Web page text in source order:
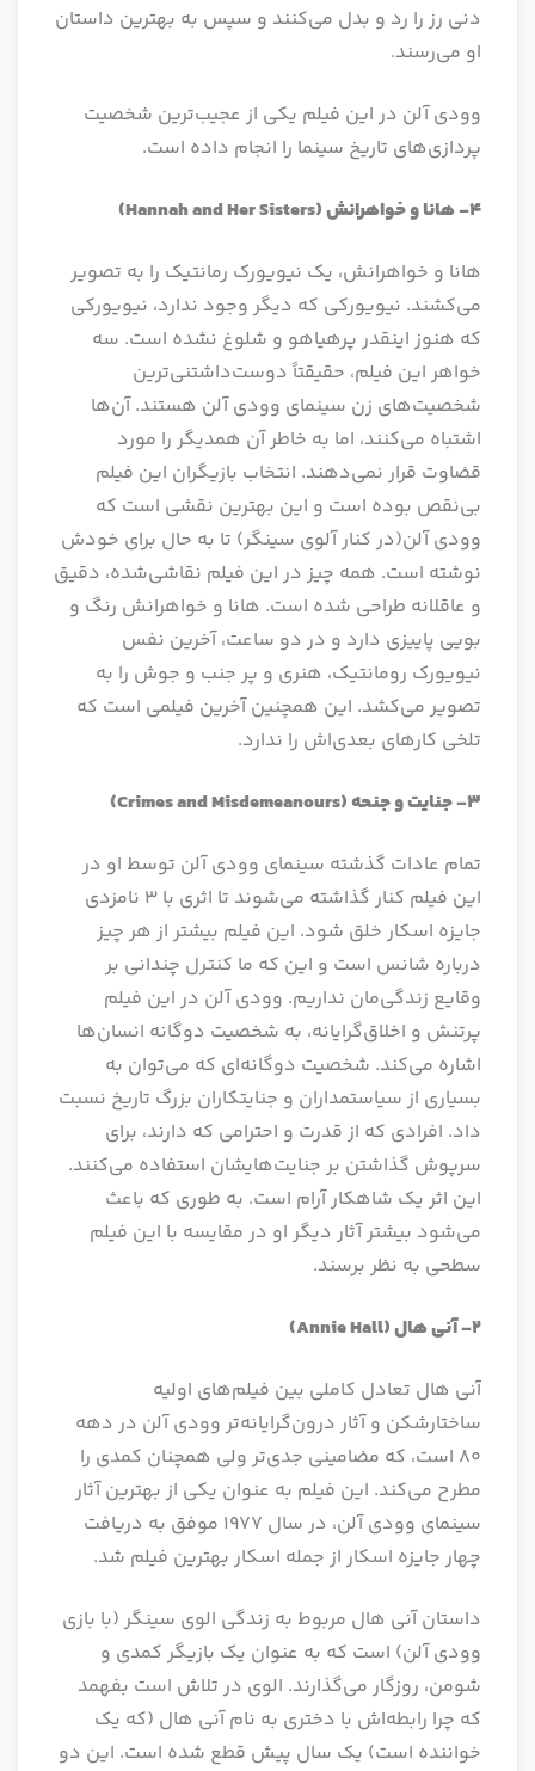
دنی رز را رد و بدل می‌کنند و سپس به بهترین داستان
او می‌رسند.
وودی آلن در این فیلم‌ یکی از عجیب‌ترین شخصیت
پردازی‌های تاریخ سینما را انجام داده است.
4- هانا و خواهرانش (Hannah and Her Sisters)
هانا و خواهرانش، یک نیویورک رمانتیک را به تصویر
می‌کشند. نیویورکی که دیگر وجود ندارد، نیویورکی
که هنوز اینقدر پرهیاهو و شلوغ نشده است. سه
خواهر این فیلم، حقیقتاً دوست‌داشتنی‌ترین
شخصیت‌های زن سینمای وودی آلن هستند. آن‌ها
اشتباه می‌کنند، اما به خاطر آن همدیگر را مورد
قضاوت قرار نمی‌دهند. انتخاب بازیگران این فیلم
بی‌نقص بوده است و این بهترین نقشی است که
وودی آلن(در کنار آلوی سینگر) تا به حال برای خودش
نوشته است. همه چیز در این فیلم نقاشی‌شده، دقیق
و عاقلانه طراحی شده است. هانا و خواهرانش رنگ و
بویی پاییزی دارد و در دو ساعت، آخرین نفس
نیویورک رومانتیک، هنری و پر جنب و جوش را به
تصویر می‌کشد. این همچنین آخرین فیلمی است که
تلخی کارهای بعدی‌اش را ندارد.
3- جنایت و جنحه (Crimes and Misdemeanours)
تمام عادات گذشته سینمای وودی آلن توسط او در
این فیلم کنار گذاشته می‌شوند تا اثری با 3 نامزدی
جایزه اسکار خلق شود. این فیلم بیشتر از هر چیز
درباره شانس است و این که ما کنترل چندانی بر
وقایع زندگی‌مان نداریم. وودی آلن در این فیلم
پرتنش و اخلاق‌گرایانه، به شخصیت دوگانه انسان‌ها
اشاره می‌کند. شخصیت دوگانه‌ای که می‌توان به
بسیاری از سیاستمداران و جنایتکاران بزرگ تاریخ نسبت
داد. افرادی که از قدرت و احترامی که دارند، برای
سرپوش گذاشتن بر جنایت‌هایشان استفاده می‌کنند.
این اثر یک شاهکار آرام است. به طوری که باعث
می‌شود بیشتر آثار دیگر او در مقایسه با این فیلم
سطحی به نظر برسند.
2- آنی هال (Annie Hall)
آنی هال تعادل کاملی بین فیلم‌های اولیه
ساختارشکن و آثار درون‌گرایانه‌تر وودی آلن در دهه
80 است، که مضامینی جدی‌تر ولی همچنان کمدی را
مطرح می‌کند. این فیلم به عنوان یکی از بهترین آثار
سینمای وودی آلن، در سال 1977 موفق به دریافت
چهار جایزه اسکار از جمله اسکار بهترین فیلم شد.
داستان آنی هال مربوط به زندگی الوی سینگر (با بازی
وودی آلن) است که به عنوان یک بازیگر کمدی و
شومن، روزگار می‌گذارند. الوی در تلاش است بفهمد
که چرا رابطه‌اش با دختری به نام آنی هال (که یک
خواننده است) یک سال پیش قطع شده است. این دو